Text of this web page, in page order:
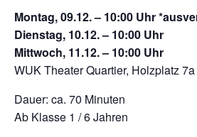
Montag, 09.12. – 10:00 Uhr
Dienstag, 10.12. – 10:00 Uhr
Mittwoch, 11.12. – 10:00 Uhr
WUK Theater Quartier, Holzplatz 7a
Dauer: ca. 70 Minuten
Ab Klasse 1 / 6 Jahren